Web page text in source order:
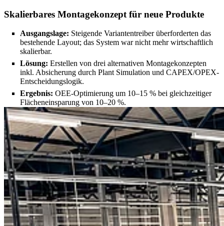
Skalierbares Montagekonzept für neue Produkte
Ausgangslage: Steigende Variantentreiber überforderten das
bestehende Layout; das System war nicht mehr wirtschaftlich
skalierbar.
Lösung: Erstellen von drei alternativen Montagekonzepten
inkl. Absicherung durch Plant Simulation und CAPEX/OPEX-
Entscheidungslogik.
Ergebnis: OEE-Optimierung um 10–15 % bei gleichzeitiger
Flächeneinsparung von 10–20 %.